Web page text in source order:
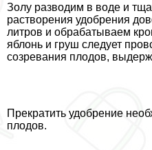
Золу разводим в воде и
растворения удобрения
литров и обpaбатываем
яблонь и груш следует
созревания плодов,
Прекратить удобрение
плодов.